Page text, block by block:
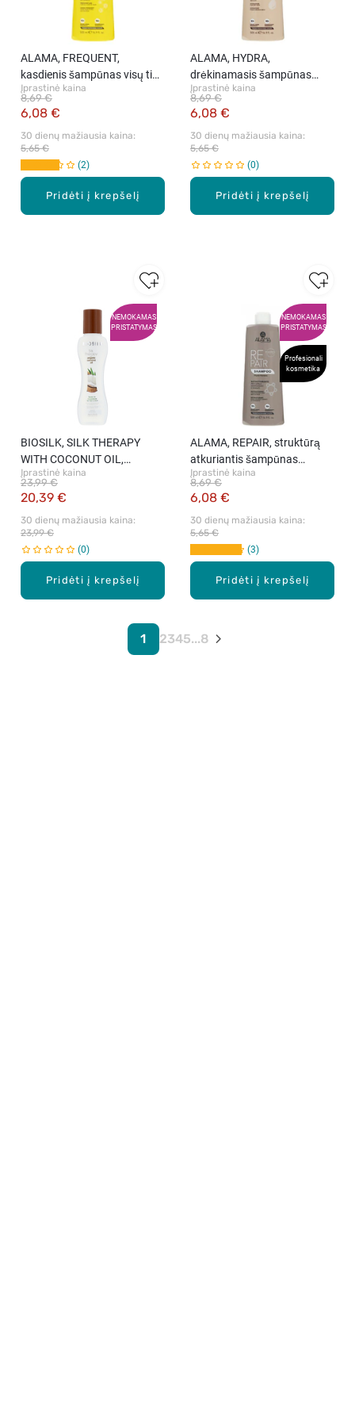
Pridėti į krepšelį
ALAMA, FREQUENT,
kasdienis šampūnas visų tipų
plaukams, 500 ml
Įprastinė kaina
6,08 €
8,69 €
30 dienų mažiausia kaina:
5,65 €
2
Pridėti į krepšelį
ALAMA, HYDRA,
drėkinamasis šampūnas
sausiems plaukams, 500 ml
Įprastinė kaina
6,08 €
8,69 €
30 dienų mažiausia kaina:
5,65 €
0
NEMOKAMAS
PRISTATYMAS
Pridėti į krepšelį
BIOSILK, SILK THERAPY
WITH COCONUT OIL,
nenuskalaujamas skystas
šilkas, 67 ml
Įprastinė kaina
20,39 €
23,99 €
30 dienų mažiausia kaina:
23,99 €
0
NEMOKAMAS
PRISTATYMAS
Profesionali
kosmetika
Pridėti į krepšelį
ALAMA, REPAIR, struktūrą
atkuriantis šampūnas
pažeistiems ir gležniems
plaukams, 500 ml
Įprastinė kaina
6,08 €
8,69 €
30 dienų mažiausia kaina:
5,65 €
3
1 2345...8